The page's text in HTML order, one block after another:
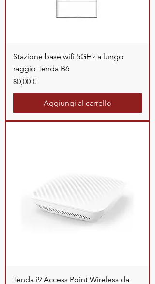
Stazione base wifi 5GHz a lungo
raggio Tenda B6
Prezzo
80,00 €
Aggiungi al carrello
Tenda i9 Access Point Wireless da